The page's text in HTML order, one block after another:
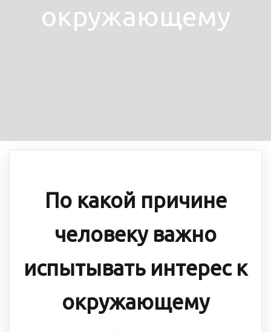
окружающему
По какой причине
человеку важно
испытывать интерес к
окружающему